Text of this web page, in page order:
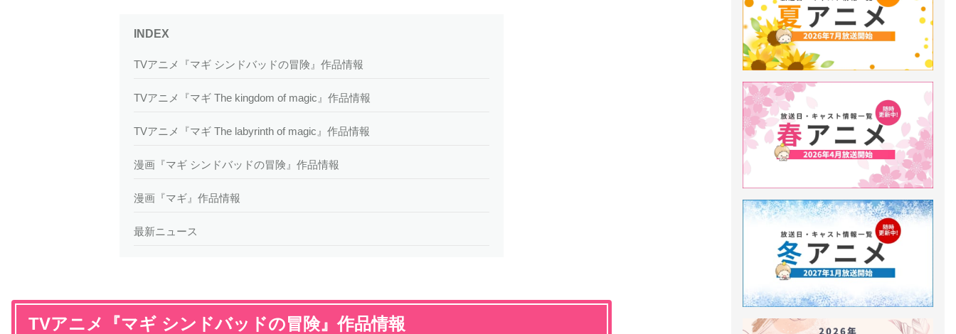
TVアニメ『マギ シンドバッドの冒険』作品情報
TVアニメ『マギ The kingdom of magic』作品情報
TVアニメ『マギ The labyrinth of magic』作品情報
漫画『マギ シンドバッドの冒険』作品情報
漫画『マギ』作品情報
最新ニュース
TVアニメ『マギ シンドバッドの冒険』作品情報